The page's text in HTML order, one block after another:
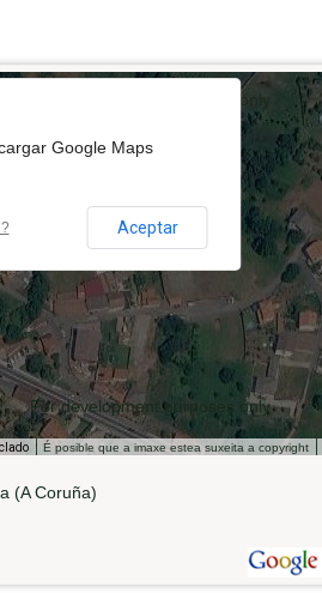
For development purposes only
For development purposes only
É posible que a imaxe estea suxeita a copyright
Google Maps
Aceptar
(A Coruña)